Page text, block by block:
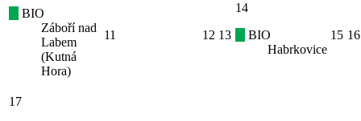
BIO
Záboří nad
Labem
(Kutná
Hora)
11 12 13
14
BIO
Habrkovice
15 16
17